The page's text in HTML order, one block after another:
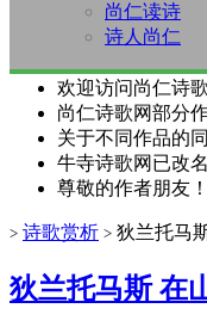
尚仁读诗
诗人尚仁
欢迎访问尚仁诗
尚仁诗歌网部分
关于不同作品的
牛寺诗歌网已改
尊敬的作者朋友
> 诗歌赏析 > 狄兰托马
狄兰托马斯 在